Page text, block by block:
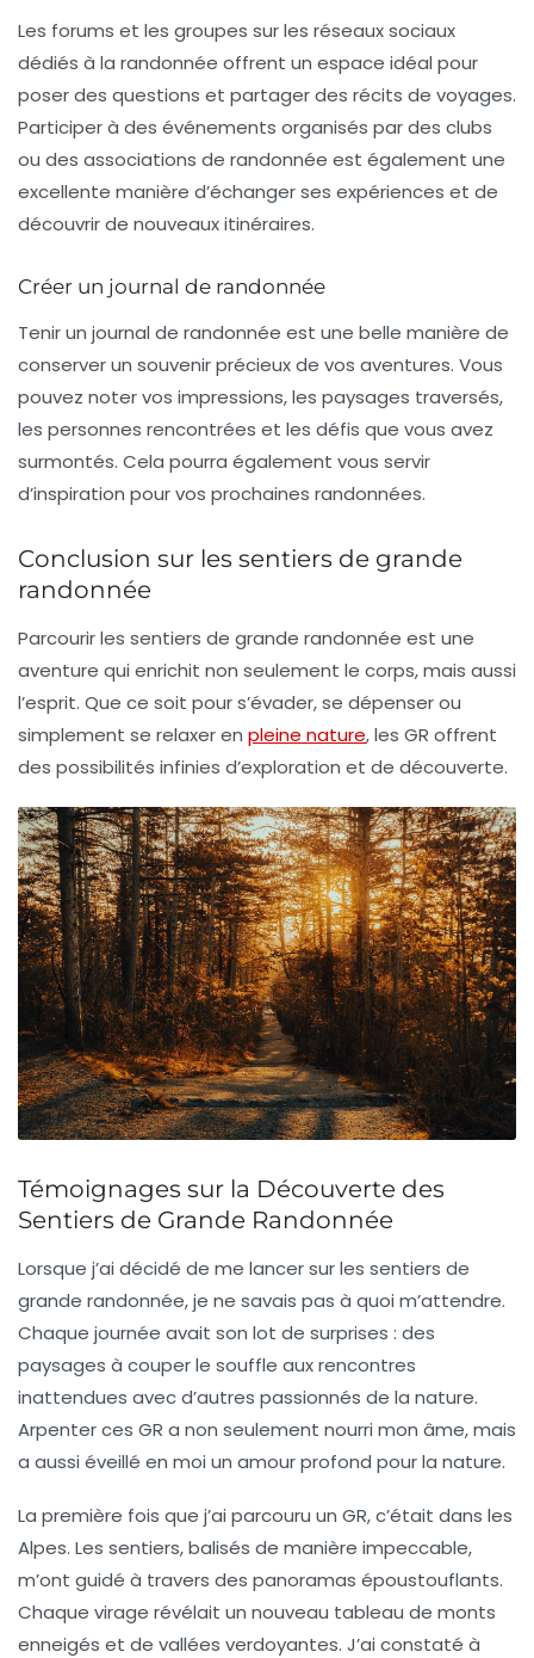
Les forums et les groupes sur les réseaux sociaux
dédiés à la randonnée offrent un espace idéal pour
poser des questions et partager des récits de voyages.
Participer à des événements organisés par des clubs
ou des associations de randonnée est également une
excellente manière d’échanger ses expériences et de
découvrir de nouveaux itinéraires.
Créer un journal de randonnée
Tenir un journal de randonnée est une belle manière de
conserver un souvenir précieux de vos aventures. Vous
pouvez noter vos impressions, les paysages traversés,
les personnes rencontrées et les défis que vous avez
surmontés. Cela pourra également vous servir
d’inspiration pour vos prochaines randonnées.
Conclusion sur les sentiers de grande
randonnée
Parcourir les sentiers de grande randonnée est une
aventure qui enrichit non seulement le corps, mais aussi
l’esprit. Que ce soit pour s’évader, se dépenser ou
simplement se relaxer en pleine nature, les GR offrent
des possibilités infinies d’exploration et de découverte.
Témoignages sur la Découverte des
Sentiers de Grande Randonnée
Lorsque j’ai décidé de me lancer sur les sentiers de
grande randonnée, je ne savais pas à quoi m’attendre.
Chaque journée avait son lot de surprises : des
paysages à couper le souffle aux rencontres
inattendues avec d’autres passionnés de la nature.
Arpenter ces GR a non seulement nourri mon âme, mais
a aussi éveillé en moi un amour profond pour la nature.
La première fois que j’ai parcouru un GR, c’était dans les
Alpes. Les sentiers, balisés de manière impeccable,
m’ont guidé à travers des panoramas époustouflants.
Chaque virage révélait un nouveau tableau de monts
enneigés et de vallées verdoyantes. J’ai constaté à